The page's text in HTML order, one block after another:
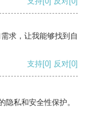
求，让我能够找到自
支持[0] 反对[0]
私和安全性保护。